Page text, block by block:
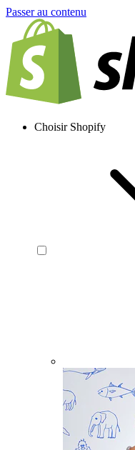
Passer au contenu
Choisir Shopify